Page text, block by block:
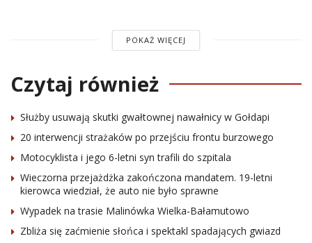
POKAŻ WIĘCEJ
Czytaj również
Służby usuwają skutki gwałtownej nawałnicy w Gołdapi
20 interwencji strażaków po przejściu frontu burzowego
Motocyklista i jego 6-letni syn trafili do szpitala
Wieczorna przejażdżka zakończona mandatem. 19-letni
kierowca wiedział, że auto nie było sprawne
Wypadek na trasie Malinówka Wielka-Bałamutowo
Zbliża się zaćmienie słońca i spektakl spadających gwiazd